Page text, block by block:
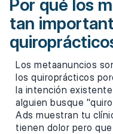
Por qué los
tan
Los metaanuncios
los quiroprácticos
la intención
alguien busque
Ads muestran tu
tienen dolor pero